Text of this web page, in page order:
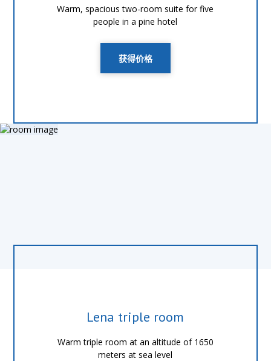
Warm, spacious two-room suite for five
people in a pine hotel
获得价格
Lena triple room
Warm triple room at an altitude of 1650
meters at sea level